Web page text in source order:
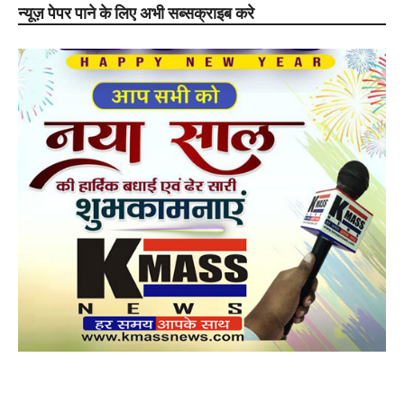
न्यूज़ पेपर पाने के लिए अभी सब्सक्राइब करे